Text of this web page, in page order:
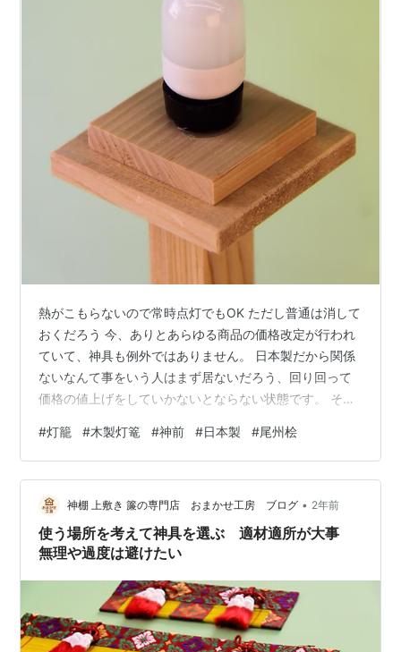
熱がこもらないので常時点灯でもOK ただし普通は消して
おくだろう 今、ありとあらゆる商品の価格改定が行われ
ていて、神具も例外ではありません。 日本製だから関係
ないなんて事をいう人はまず居ないだろう、回り回って
価格の値上げをしていかないとならない状態です。 それ
ろで、問い合わせの中で「木製灯篭の電球はLEDか？」
というものがある。 すべての木製灯篭をLED電球に変え
てある。 昔は豆球だったけど、点灯寿命、発熱などで
LEDのほうが優れているかと思う。 配線の内容までは詳
しくないので、豆球とLED球を取り替えれば交互のもの
を使えるかどうかまではわか…
#灯籠 #木製灯篭 #神前 #日本製 #尾州桧
神棚 上敷き 簾の専門店 おまかせ工房 ブログ • 2年前
使う場所を考えて神具を選ぶ 適材適所が大事
無理や過度は避けたい